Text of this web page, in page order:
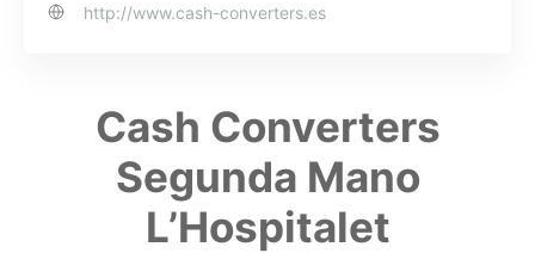
http://www.cash-converters.es
Cash Converters
Segunda Mano
L’Hospitalet